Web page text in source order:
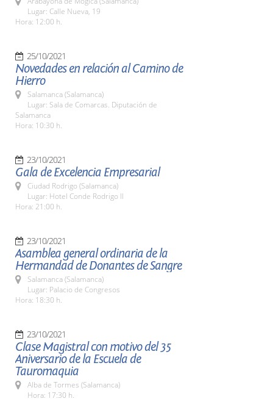
Lugar: Calle Nueva, 19
Hora: 12:00 h.
25/10/2021
Novedades en relación al Camino de
Hierro
Salamanca (Salamanca)
Lugar: Sala de Comarcas. Diputación de
Salamanca
Hora: 10:30 h.
23/10/2021
Gala de Excelencia Empresarial
Ciudad Rodrigo (Salamanca)
Lugar: Hotel Conde Rodrigo II
Hora: 21:00 h.
23/10/2021
Asamblea general ordinaria de la
Hermandad de Donantes de Sangre
Salamanca (Salamanca)
Lugar: Palacio de Congresos
Hora: 18:30 h.
23/10/2021
Clase Magistral con motivo del 35
Aniversario de la Escuela de
Tauromaquia
Alba de Tormes (Salamanca)
Hora: 17:30 h.